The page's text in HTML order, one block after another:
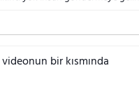
bir kısmında